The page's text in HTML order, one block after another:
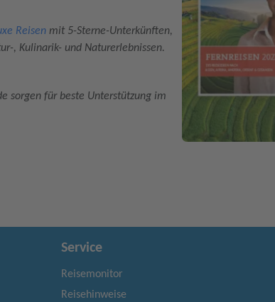
Reisen mit 5-Sterne-Unterkünften,
, Kulinarik- und Naturerlebnissen.
sorgen für beste Unterstützung im
Service
Reisemonitor
Reisehinweise